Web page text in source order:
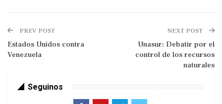
PREV POST
Estados Unidos contra
Venezuela
NEXT POST
Unasur: Debatir por el
control de los recursos
naturales
Seguinos